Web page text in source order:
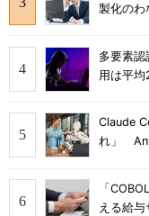
製化のわ
多要素
用は平
Claude
れ」
「
える給